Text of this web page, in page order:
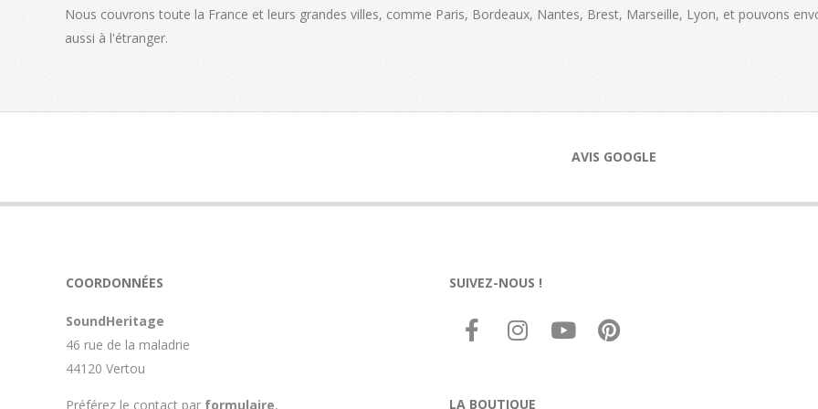
Nous couvrons toute la France et leurs grandes villes, comme Paris, Bordeaux, Nantes, Brest, Marseille, Lyon, et pouvons
aussi à l'étranger.
AVIS GOOGLE
COORDONNÉES
SoundHeritage
46 rue de la maladrie
44120 Vertou
Préférez le contact par formulaire,
SUIVEZ-NOUS !
LA BOUTIQUE